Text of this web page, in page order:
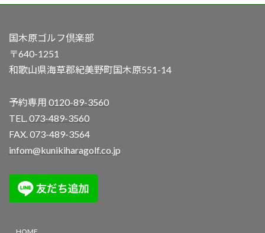
国木原ゴルフ倶楽部
〒640-1251
和歌山県海草郡紀美野町国木原551-14
予約専用 0120-89-3560
TEL.073-489-3560
FAX. 073-489-3564
infom@kunikiharagolf.co.jp